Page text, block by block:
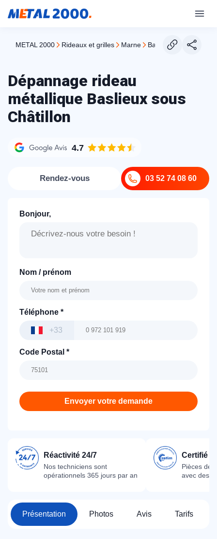
METAL 2000 rideaux et grilles marne baslieux sous chatillon
Dépannage rideau
métallique Baslieux sous
Châtillon
4.7
03 52 74 08 60
Rendez-vous
Bonjour,
Nom / prénom
Téléphone *
+33
Code Postal *
Envoyer votre demande
Réactivité 24/7
Nos techniciens sont
opérationnels 365 jours par an
Certifié
Pièces
avec des
Présentation Photos Avis Tarifs